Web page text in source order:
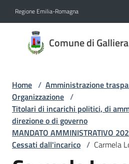
Regione Emilia-Romagna
Comune di Galliera
Comune
di
Amministrazione
Menu selezionato
Novità
Servizi
Home / Amministrazione
Organizzazione /
Titolari di incarichi politici, di
direzione o di governo
MANDATO AMMINISTRATIVO
Cessati dall'incarico / Carmela